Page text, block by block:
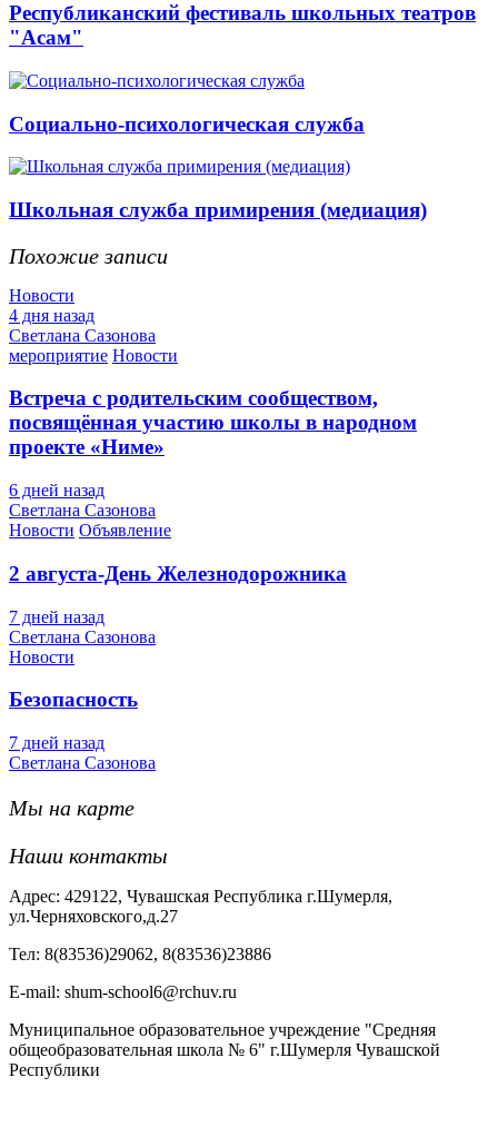
Республиканский фестиваль школьных театров
"Асам"
Социально-психологическая служба
Школьная служба примирения (медиация)
Похожие записи
Новости
4 дня назад
Светлана Сазонова
мероприятие Новости
Встреча с родительским сообществом,
посвящённая участию школы в народном
проекте «Ниме»
6 дней назад
Светлана Сазонова
Новости Объявление
2 августа-День Железнодорожника
7 дней назад
Светлана Сазонова
Новости
Безопасность
7 дней назад
Светлана Сазонова
Мы на карте
Наши контакты
Адрес: 429122, Чувашская Республика г.Шумерля,
ул.Черняховского,д.27
Тел: 8(83536)29062, 8(83536)23886
Е-mail: shum-school6@rchuv.ru
Муниципальное образовательное учреждение "Средняя
общеобразовательная школа № 6" г.Шумерля Чувашской
Республики